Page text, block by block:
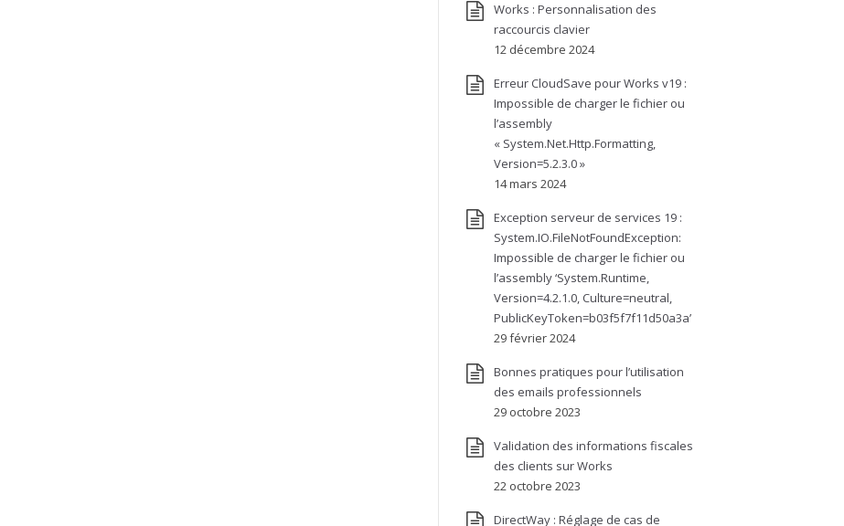
Works : Personnalisation des
raccourcis clavier
12 décembre 2024
Erreur CloudSave pour Works v19 :
Impossible de charger le fichier ou
l’assembly
« System.Net.Http.Formatting,
Version=5.2.3.0 »
14 mars 2024
Exception serveur de services 19 :
System.IO.FileNotFoundException:
Impossible de charger le fichier ou
l’assembly ‘System.Runtime,
Version=4.2.1.0, Culture=neutral,
PublicKeyToken=b03f5f7f11d50a3a’
29 février 2024
Bonnes pratiques pour l’utilisation
des emails professionnels
29 octobre 2023
Validation des informations fiscales
des clients sur Works
22 octobre 2023
DirectWay : Réglage de cas de